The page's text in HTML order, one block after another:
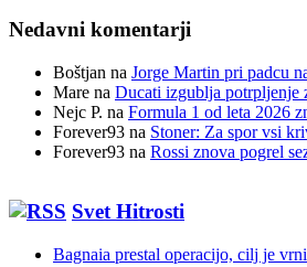
Nedavni komentarji
Boštjan na Jorge Martin pri padcu
Mare na Ducati izgublja potrpljenje
Nejc P. na Formula 1 od leta 2026
Forever93 na Stoner: Za spor vsi
Forever93 na Rossi znova pogrel
Svet Hitrosti
Bagnaia prestal operacijo, cilj je